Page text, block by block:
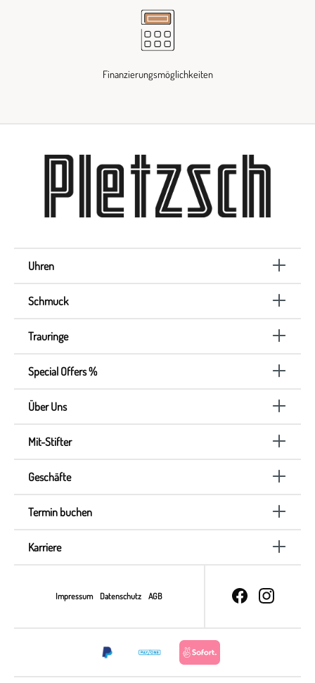
Finanzierungsmöglichkeiten
Uhren
Schmuck
Trauringe
Special Offers %
Über Uns
Mit-Stifter
Geschäfte
Termin buchen
Karriere
Impressum Datenschutz AGB